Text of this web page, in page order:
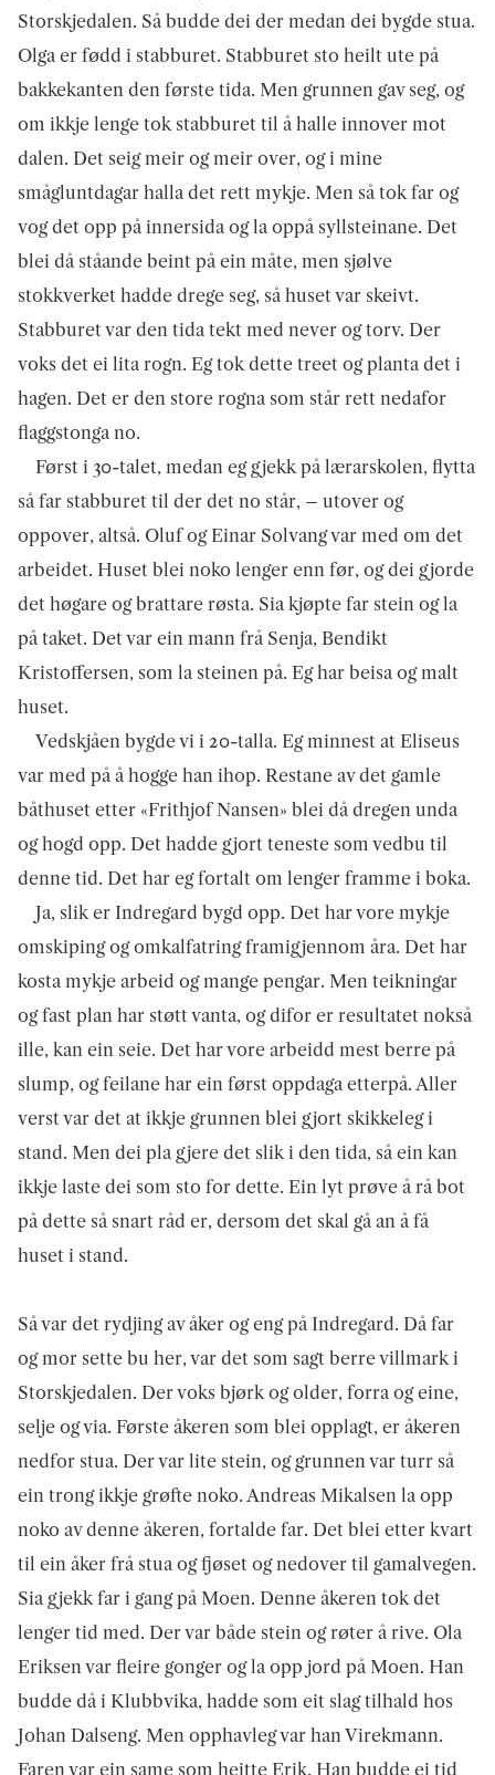
Storskjedalen. Så budde dei der medan dei bygde stua.
Olga er fødd i stabburet. Stabburet sto heilt ute på
bakkekanten den første tida. Men grunnen gav seg, og
om ikkje lenge tok stabburet til å halle innover mot
dalen. Det seig meir og meir over, og i mine
smågluntda­gar halla det rett mykje. Men så tok far og
vog det opp på innersida og la oppå syllsteinane. Det
blei då ståande beint på ein måte, men sjølve
stokkverket hadde drege seg, så huset var skeivt.
Stabburet var den tida tekt med never og torv. Der
voks det ei lita rogn. Eg tok dette treet og planta det i
hagen. Det er den store rogna som står rett nedafor
flaggstonga no.
Først i 30-talet, medan eg gjekk på lærarskolen, flytta
så far stabburet til der det no står, – utover og
oppover, altså. Oluf og Einar Solvang var med om det
arbeidet. Huset blei noko lenger enn før, og dei gjorde
det høgare og brattare røsta. Sia kjøpte far stein og la
på taket. Det var ein mann frå Senja, Bendikt
Kristoffersen, som la steinen på. Eg har beisa og malt
huset.
Vedskjåen bygde vi i 20-talla. Eg minnest at Eliseus
var med på å hogge han ihop. Restane av det gamle
båthuset etter «Frithjof Nansen» blei då dregen unda
og hogd opp. Det hadde gjort teneste som vedbu til
denne tid. Det har eg fortalt om lenger framme i boka.
Ja, slik er Indregard bygd opp. Det har vore mykje
omskiping og omkalfatring framigjennom åra. Det har
kosta mykje arbeid og mange pengar. Men teikningar
og fast plan har støtt vanta, og difor er resultatet nokså
ille, kan ein seie. Det har vore arbeidd mest berre på
slump, og feilane har ein først oppdaga etterpå. Aller
verst var det at ikkje grunnen blei gjort skikkeleg i
stand. Men dei pla gjere det slik i den tida, så ein kan
ikkje laste dei som sto for dette. Ein lyt prøve å rå bot
på dette så snart råd er, dersom det skal gå an å få
huset i stand.
Så var det rydjing av åker og eng på Indregard. Då far
og mor sette bu her, var det som sagt berre villmark i
Storskjedalen. Der voks bjørk og older, forra og eine,
selje og via. Første åkeren som blei opplagt, er åkeren
nedfor stua. Der var lite stein, og grunnen var turr så
ein trong ikkje grøfte noko. Andreas Mikalsen la opp
noko av denne åkeren, fortalde far. Det blei etter kvart
til ein åker frå stua og fjøset og nedover til gamalveg­en.
Sia gjekk far i gang på Moen. Denne åkeren tok det
lenger tid med. Der var både stein og røter å rive. Ola
Eriksen var fleire gonger og la opp jord på Moen. Han
budde då i Klubbvika, hadde som eit slag tilhald hos
Johan Dalseng. Men opphavleg var han Virekmann.
Faren var ein same som heitte Erik. Han budde ei tid